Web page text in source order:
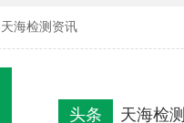
天海检测资讯
天海检
头条